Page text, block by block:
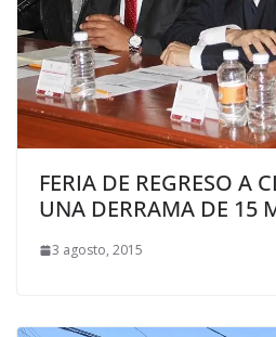
FERIA DE REGRESO A
UNA DERRAMA DE 15
3 agosto, 2015